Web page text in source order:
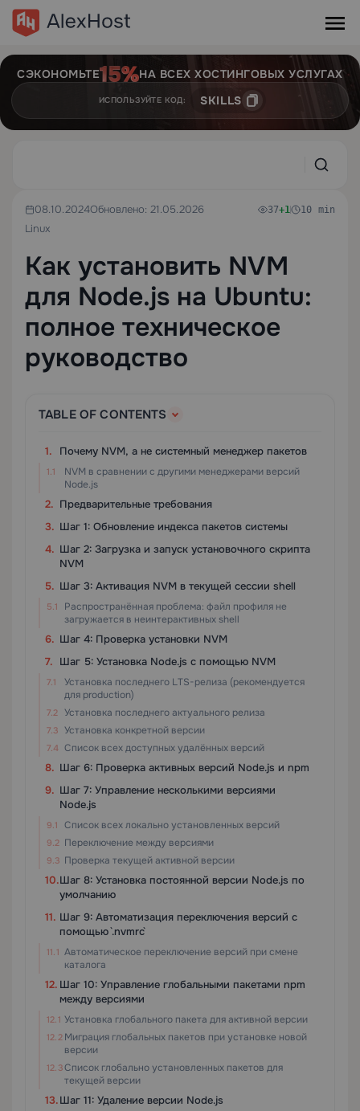
СЭКОНОМЬТЕ НА ВСЕХ ХОСТИНГОВЫХ УСЛУГАХ
ИСПОЛЬЗУЙТЕ КОД: SKILLS
08.10.2024Обновлено: 21.05.2026
Linux
37+1 10 min
Как установить NVM
для Node.js на Ubuntu:
полное техническое
руководство
TABLE OF CONTENTS
Почему NVM, а не системный менеджер пакетов
NVM в сравнении с другими менеджерами версий
Node.js
Предварительные требования
Шаг 1: Обновление индекса пакетов системы
Шаг 2: Загрузка и запуск установочного скрипта
NVM
Шаг 3: Активация NVM в текущей сессии shell
Распространённая проблема: файл профиля не
загружается в неинтерактивных shell
Шаг 4: Проверка установки NVM
Шаг 5: Установка Node.js с помощью NVM
Установка последнего LTS-релиза (рекомендуется
для production)
Установка последнего актуального релиза
Установка конкретной версии
Список всех доступных удалённых версий
Шаг 6: Проверка активных версий Node.js и npm
Шаг 7: Управление несколькими версиями
Node.js
Список всех локально установленных версий
Переключение между версиями
Проверка текущей активной версии
Шаг 8: Установка постоянной версии Node.js по
умолчанию
Шаг 9: Автоматизация переключения версий с
помощью `.nvmrc`
Автоматическое переключение версий при смене
каталога
Шаг 10: Управление глобальными пакетами npm
между версиями
Установка глобального пакета для активной версии
Миграция глобальных пакетов при установке новой
версии
Список глобально установленных пакетов для
текущей версии
Шаг 11: Удаление версии Node.js